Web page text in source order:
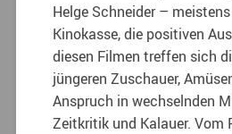
Helge Schneider –
Kinokasse, die positiven
diesen Filmen treffen sich
jüngeren Zuschauer,
Anspruch in wechselnden
Zeitkritik und Kalauer.Vom